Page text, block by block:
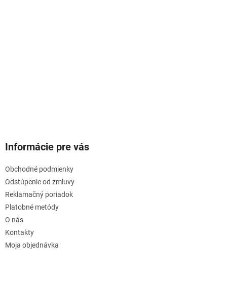
Informácie pre vás
Obchodné podmienky
Odstúpenie od zmluvy
Reklamačný poriadok
Platobné metódy
O nás
Kontakty
Moja objednávka